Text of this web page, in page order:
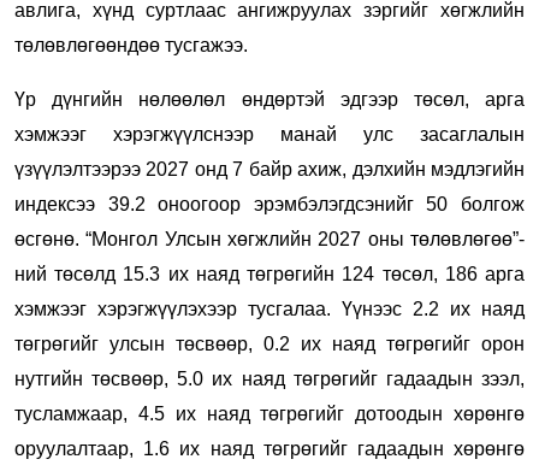
авлига, хүнд суртлаас ангижруулах зэргийг хөгжлийн
төлөвлөгөөндөө тусгажээ.
Үр дүнгийн нөлөөлөл өндөртэй эдгээр төсөл, арга
хэмжээг хэрэгжүүлснээр манай улс засаглалын
үзүүлэлтээрээ 2027 онд 7 байр ахиж, дэлхийн мэдлэгийн
индексээ 39.2 оноогоор эрэмбэлэгдсэнийг 50 болгож
өсгөнө. “Монгол Улсын хөгжлийн 2027 оны төлөвлөгөө”-
ний төсөлд 15.3 их наяд төгрөгийн 124 төсөл, 186 арга
хэмжээг хэрэгжүүлэхээр тусгалаа. Үүнээс 2.2 их наяд
төгрөгийг улсын төсвөөр, 0.2 их наяд төгрөгийг орон
нутгийн төсвөөр, 5.0 их наяд төгрөгийг гадаадын зээл,
тусламжаар, 4.5 их наяд төгрөгийг дотоодын хөрөнгө
оруулалтаар, 1.6 их наяд төгрөгийг гадаадын хөрөнгө